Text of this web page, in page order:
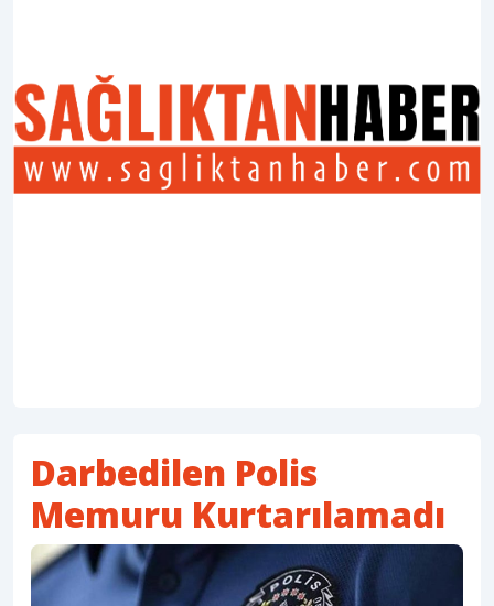
Darbedilen Polis
Memuru Kurtarılamadı